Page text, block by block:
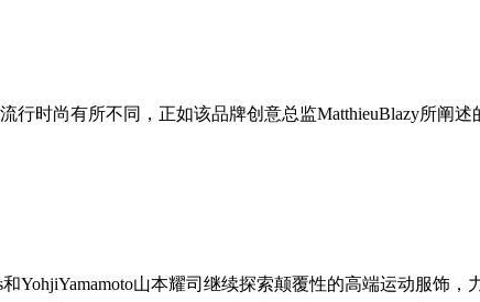
行时尚有所不同，正如该品牌创意总监MatthieuBlazy所阐
YohjiYamamoto山本耀司继续探索颠覆性的高端运动服饰，